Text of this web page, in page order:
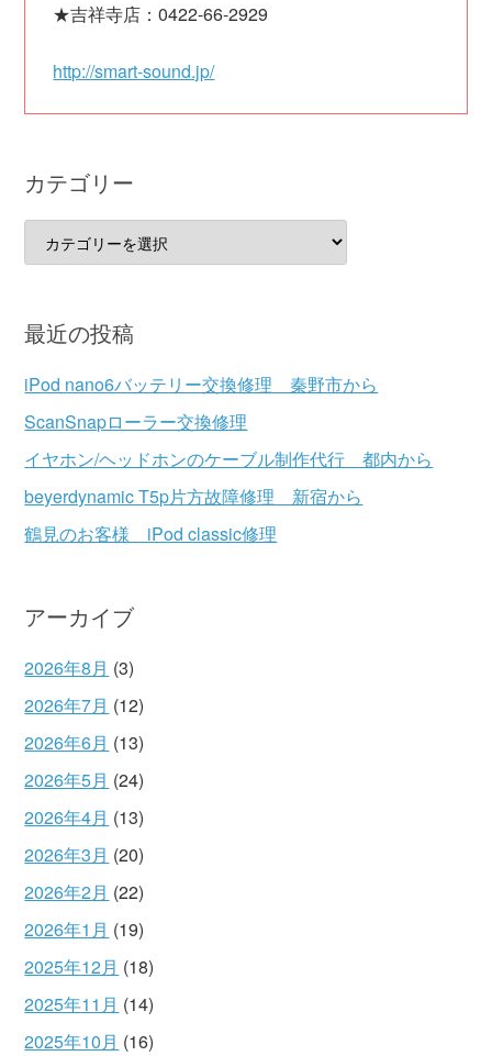
★吉祥寺店：0422-66-2929
http://smart-sound.jp/
カテゴリー
テ
リ
ー
最近の投稿
iPod nano6バッテリー交換修理 秦野市から
ScanSnapローラー交換修理
イヤホン/ヘッドホンのケーブル制作代行 都内から
beyerdynamic T5p片方故障修理 新宿から
鶴見のお客様 iPod classic修理
アーカイブ
2026年8月 (3)
2026年7月 (12)
2026年6月 (13)
2026年5月 (24)
2026年4月 (13)
2026年3月 (20)
2026年2月 (22)
2026年1月 (19)
2025年12月 (18)
2025年11月 (14)
2025年10月 (16)